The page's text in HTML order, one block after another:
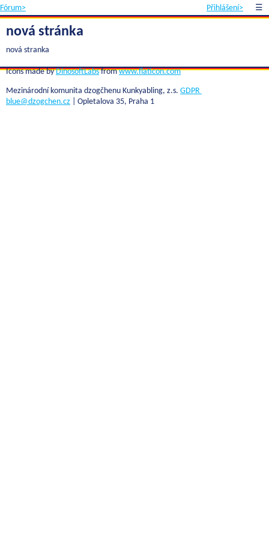
Fórum> Přihlášení> ☰
nová stránka
nová stranka
Icons made byDinosoftLabsfromwww.flaticon.com
Mezinárodní komunita dzogčhenu Kunkyabling, z.s. GDPR
blue@dzogchen.cz | Opletalova 35, Praha 1